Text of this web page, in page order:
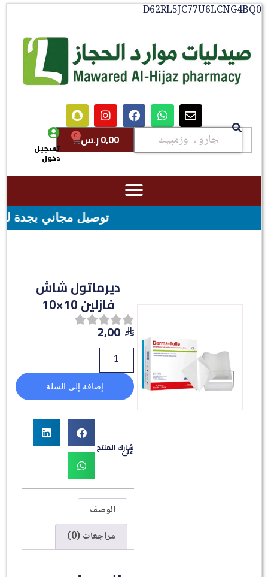
D62RL5JC77U6LCNG4BQ0
0,00ر.س 0
تسجيل
دخول
توصيل مجاني بجدة للطلبات فوق قيمه ال ١٠٠ ريال -
ديرماتول شاش
فازلين 10×10
2,00
إضافة إلى السلة
شارك المنتج
على
الوصف
مراجعات (0)